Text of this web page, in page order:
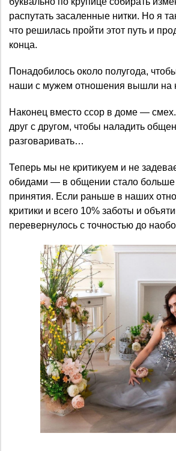
распутать засаленные нитки. Но я
что решилась пройти этот путь и
конца.
Понадобилось около полугода,
наши с мужем отношения вышли на
Наконец вместо ссор в доме —
друг с другом, чтобы наладить
разговаривать…
Теперь мы не критикуем и не
обидами — в общении стало больше
принятия. Если раньше в наших
критики и всего 10% заботы и
перевернулось с точностью до